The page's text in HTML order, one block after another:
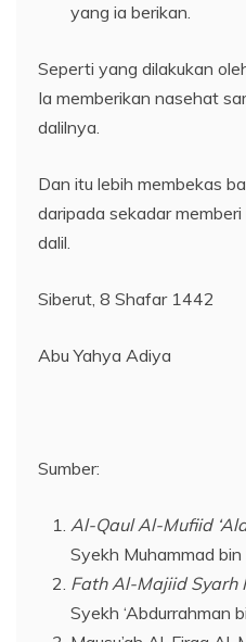
yang ia berikan.
Seperti yang dilakukan
Ia memberikan nasehat
dalilnya.
Dan itu lebih membekas
daripada sekadar
dalil.
Siberut, 8 Shafar 1442
Abu Yahya Adiya
Sumber:
Al-Qaul Al-Mufiid
Syekh Muhammad bin
Fath Al-Majiid Syarh
Syekh ‘Abdurrahman